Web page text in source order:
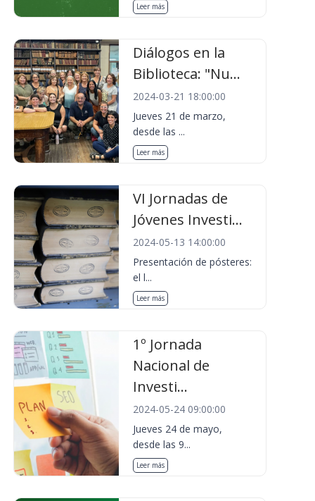
Leer más
Diálogos en la
Biblioteca: "Nu...
2024-03-21 18:00:00
Jueves 21 de marzo,
desde las ...
Leer más
VI Jornadas de
Jóvenes Investi...
2024-05-13 14:00:00
Presentación de pósteres:
el l...
Leer más
1º Jornada
Nacional de
Investi...
2024-05-24 09:00:00
Jueves 24 de mayo,
desde las 9...
Leer más